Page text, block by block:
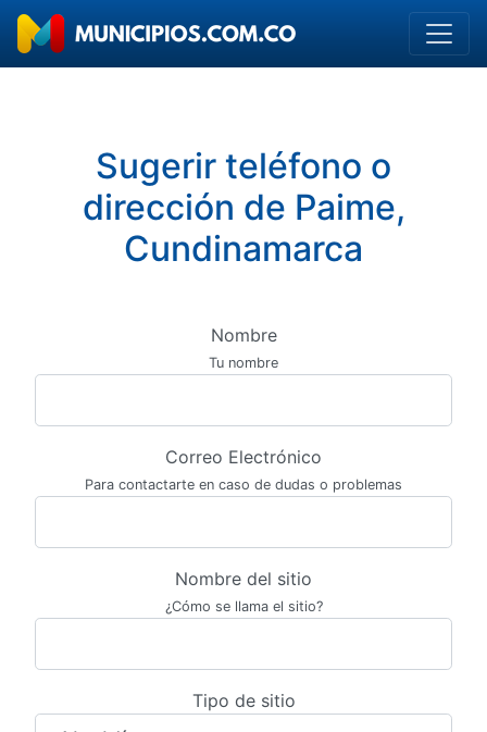
Sugerir teléfono o
dirección de Paime,
Cundinamarca
Nombre
Tu nombre
Correo Electrónico
Para contactarte en caso de dudas o problemas
Nombre del sitio
¿Cómo se llama el sitio?
Tipo de sitio